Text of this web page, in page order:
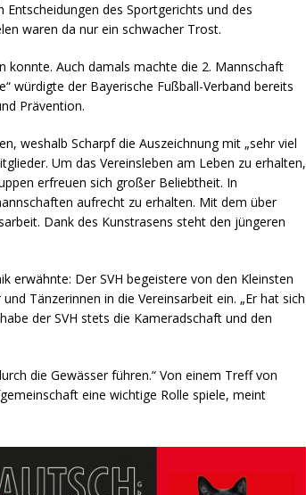
des Sportgerichts und des
waren da nur ein schwacher Trost.
konnte. Auch damals machte die 2. Mannschaft
würdigte der Bayerische Fußball-Verband bereits
Prävention.
weshalb Scharpf die Auszeichnung mit „sehr viel
Um das Vereinsleben am Leben zu erhalten,
erfreuen sich großer Beliebtheit. In
aufrecht zu erhalten. Mit dem über
Dank des Kunstrasens steht den jüngeren
erwähnte: Der SVH begeistere von den Kleinsten
Tänzerinnen in die Vereinsarbeit ein. „Er hat sich
der SVH stets die Kameradschaft und den
die Gewässer führen.“ Von einem Treff von
eine wichtige Rolle spiele, meint